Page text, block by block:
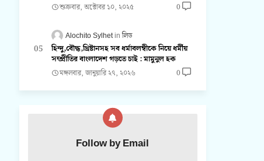
শুক্রবার, অক্টোবর ১০, ২০২৫ 0
Alochito Sylhet লিড
হিন্দু,বৌদ্ধ,খ্রিষ্টানসহ সব ধর্মাবলম্বীকে নিয়ে ধর্মীয়
সম্প্রীতির বাংলাদেশ গড়তে চাই : মামুনুল হক
মঙ্গলবার, জানুয়ারি ২৭, ২০২৬ 0
Follow by Email